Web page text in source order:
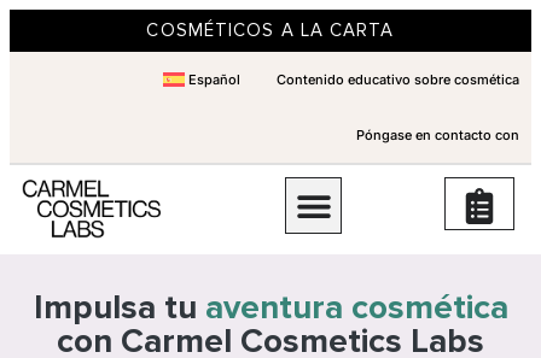
COSMÉTICOS A LA CARTA
Español Contenido educativo sobre cosmética
Póngase en contacto con
Impulsa tu aventura cosmética
con Carmel Cosmetics Labs